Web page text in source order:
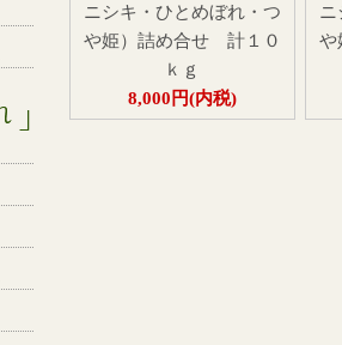
ニシキ・ひとめぼれ・つ
や姫）詰め合せ 計１０
ｋｇ
8,000円(内税)
ニ
や